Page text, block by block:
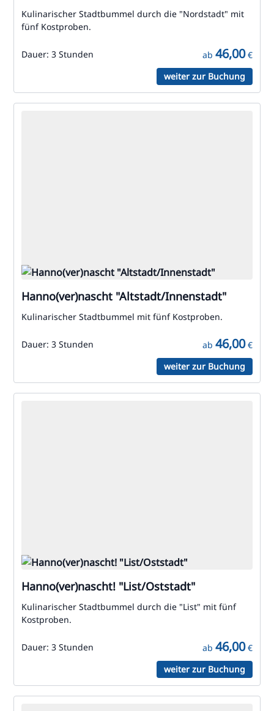
Kulinarischer Stadtbummel durch die "Nordstadt" mit
fünf Kostproben.
Dauer: 3 Stunden ab 46,00€
weiter zur Buchung
Hanno(ver)nascht "Altstadt/Innenstadt"
Kulinarischer Stadtbummel mit fünf Kostproben.
Dauer: 3 Stunden ab 46,00€
weiter zur Buchung
Hanno(ver)nascht! "List/Oststadt"
Kulinarischer Stadtbummel durch die "List" mit fünf
Kostproben.
Dauer: 3 Stunden ab 46,00€
weiter zur Buchung